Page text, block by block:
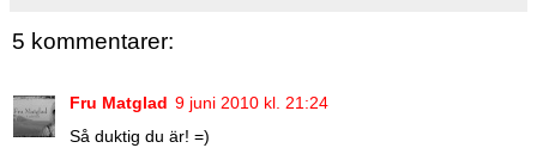
5 kommentarer:
Fru Matglad 9 juni 2010 kl. 21:24
Så duktig du är! =)